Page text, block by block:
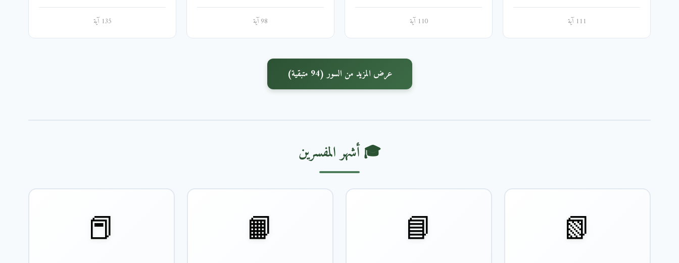
111 آية 110 آية 98 آية 135 آية
عرض المزيد من السور (94 متبقية)
🎓 أشهر المفسرين
📗
📘
📙
📕